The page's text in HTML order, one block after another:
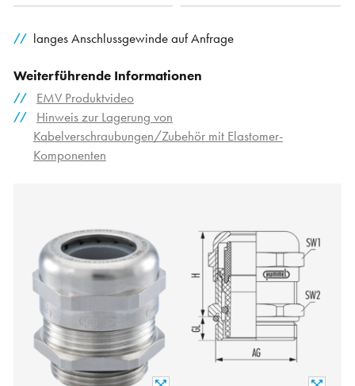
langes Anschlussgewinde auf Anfrage
Weiterführende Informationen
EMV Produktvideo
Hinweis zur Lagerung von
Kabelverschraubungen/Zubehör mit Elastomer-
Komponenten